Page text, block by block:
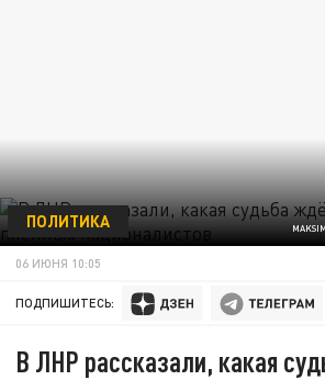
ПОЛИТИКА
06 ИЮНЯ 10:05
ПОДПИШИТЕСЬ:
В ЛНР рассказали, какая